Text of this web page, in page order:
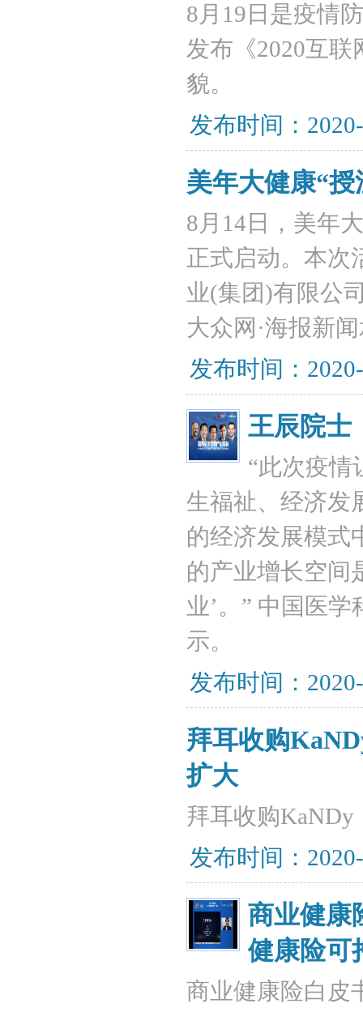
8月19日是疫情
发布《2020互
貌。
发布时间：
美年大健康“
8月14日，美年
正式启动。本次
业(集团)有限公
大众网·海报新
发布时间：
王辰院士
“此次疫情
生福祉、经济发
的经济发展模式
的产业增长空间
业’。” 中国医
示。
发布时间：
拜耳收购
扩大
拜耳收购
发布时间：
商业健康
健康险可
商业健康险白皮